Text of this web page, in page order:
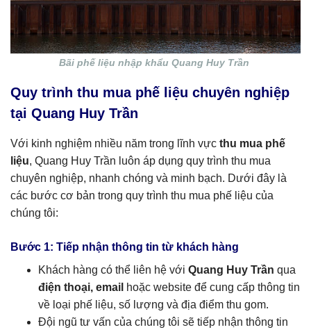
Bãi phế liệu nhập khẩu Quang Huy Trần
Quy trình thu mua phế liệu chuyên nghiệp
tại Quang Huy Trần
Với kinh nghiệm nhiều năm trong lĩnh vực thu mua phế
liệu, Quang Huy Trần luôn áp dụng quy trình thu mua
chuyên nghiệp, nhanh chóng và minh bạch. Dưới đây là
các bước cơ bản trong quy trình thu mua phế liệu của
chúng tôi:
Bước 1: Tiếp nhận thông tin từ khách hàng
Khách hàng có thể liên hệ với Quang Huy Trần qua
điện thoại, email hoặc website để cung cấp thông tin
về loại phế liệu, số lượng và địa điểm thu gom.
Đội ngũ tư vấn của chúng tôi sẽ tiếp nhận thông tin